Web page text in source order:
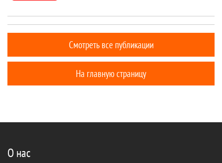
Смотреть все публикации
На главную страницу
О нас